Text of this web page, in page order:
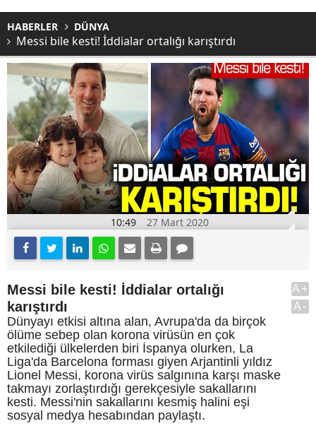
HABERLER DÜNYA
Messi bile kesti! İddialar ortalığı karıştırdı
10:49 27 Mart 2020
Messi bile kesti! İddialar ortalığı
karıştırdı
Dünyayı etkisi altına alan, Avrupa'da da birçok
ölüme sebep olan korona virüsün en çok
etkilediği ülkelerden biri İspanya olurken, La
Liga'da Barcelona forması giyen Arjantinli yıldız
Lionel Messi, korona virüs salgınına karşı maske
takmayı zorlaştırdığı gerekçesiyle sakallarını
kesti. Messi'nin sakallarını kesmiş halini eşi
sosyal medya hesabından paylaştı.
A+
A-